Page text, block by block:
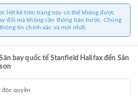
liệt kê trên trang này có thể không được
đổi mà không cần thông báo trước. Chúng
tin chính xác và mới nhất.
bay quốc tế Stanfield Halifax đến Sân
độc quyền